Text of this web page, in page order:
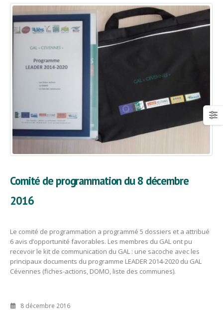
Comité de programmation du 8 décembre
2016
Le comité de programmation a programmé 5 dossiers et a attribué
6 avis d’opportunité favorables. Les membres du GAL ont pu
recevoir le kit de communication du GAL : une sacoche avec les
principaux documents du programme LEADER 2014-2020 du GAL
Cévennes (fiches-actions, DOMO, liste des communes).
8 décembre 2016